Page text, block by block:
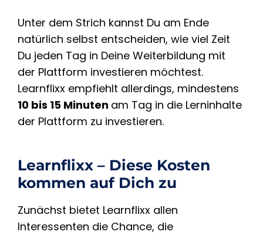
Unter dem Strich kannst Du am Ende
natürlich selbst entscheiden, wie viel Zeit
Du jeden Tag in Deine Weiterbildung mit
der Plattform investieren möchtest.
Learnflixx empfiehlt allerdings, mindestens
10 bis 15 Minuten am Tag in die Lerninhalte
der Plattform zu investieren.
Learnflixx – Diese Kosten
kommen auf Dich zu
Zunächst bietet Learnflixx allen
Interessenten die Chance, die